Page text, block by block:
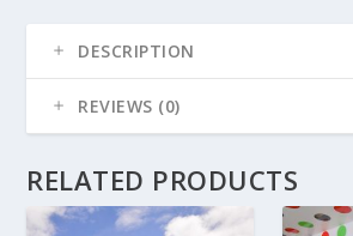
DESCRIPTION
REVIEWS (0)
RELATED PRODUCTS